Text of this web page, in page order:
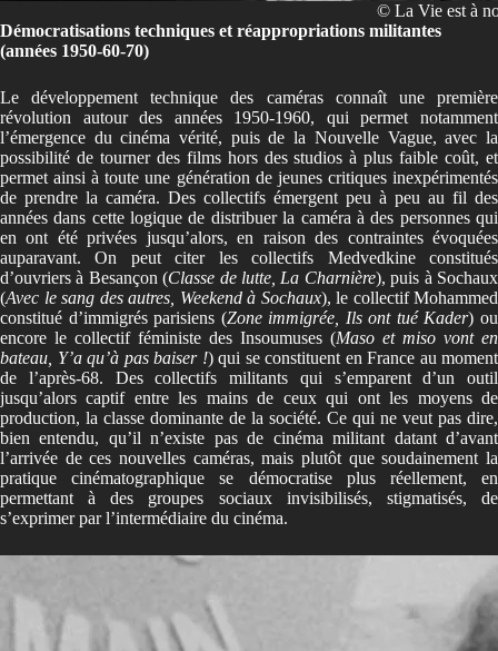
© La Vie est à
Démocratisations techniques et réappropriations militantes
(années 1950-60-70)
Le développement technique des caméras connaît une première
révolution autour des années 1950-1960, qui permet notamment
l’émergence du cinéma vérité, puis de la Nouvelle Vague, avec la
possibilité de tourner des films hors des studios à plus faible coût, et
permet ainsi à toute une génération de jeunes critiques inexpérimentés
de prendre la caméra. Des collectifs émergent peu à peu au fil des
années dans cette logique de distribuer la caméra à des personnes qui
en ont été privées jusqu’alors, en raison des contraintes évoquées
auparavant. On peut citer les collectifs Medvedkine constitués
d’ouvriers à Besançon (Classe de lutte, La Charnière), puis à Sochaux
(Avec le sang des autres, Weekend à Sochaux), le collectif Mohammed
constitué d’immigrés parisiens (Zone immigrée, Ils ont tué Kader) ou
encore le collectif féministe des Insoumuses (Maso et miso vont en
bateau, Y’a qu’à pas baiser !) qui se constituent en France au moment
de l’après-68. Des collectifs militants qui s’emparent d’un outil
jusqu’alors captif entre les mains de ceux qui ont les moyens de
production, la classe dominante de la société. Ce qui ne veut pas dire,
bien entendu, qu’il n’existe pas de cinéma militant datant d’avant
l’arrivée de ces nouvelles caméras, mais plutôt que soudainement la
pratique cinématographique se démocratise plus réellement, en
permettant à des groupes sociaux invisibilisés, stigmatisés, de
s’exprimer par l’intermédiaire du cinéma.